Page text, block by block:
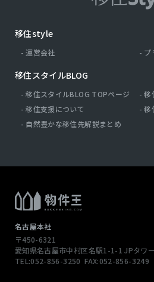
移住style
運営会社 プ
移住スタイルBLOG
移住スタイルBLOG TOPページ
移
移住支援について
移
自然豊かな移住先解説まとめ
名古屋本社
〒450-6321
愛知県名古屋市中村区名駅1-1-1JPタワ
TEL:052-856-3250FAX:052-856-3249